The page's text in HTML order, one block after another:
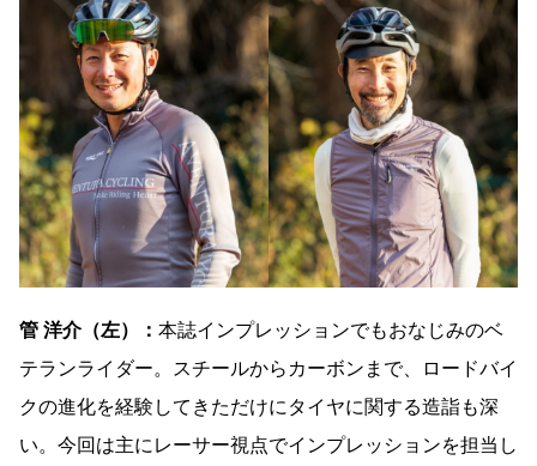
管 洋介（左）： 本誌インプレッションでもおなじみのベ
テランライダー。スチールからカーボンまで、ロードバイ
クの進化を経験してきただけにタイヤに関する造詣も深
い。今回は主にレーサー視点でインプレッションを担当し